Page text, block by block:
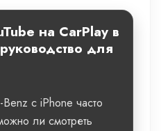
на CarPlay в
для
с iPhone часто
ли смотреть